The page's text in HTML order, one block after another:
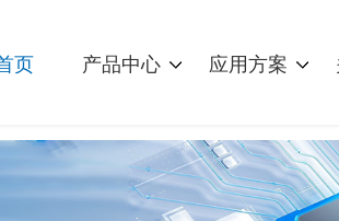
页 产品中心 应用方案